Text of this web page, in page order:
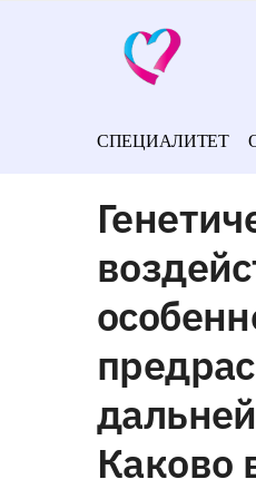
СПЕЦИАЛИТЕТ
Каково